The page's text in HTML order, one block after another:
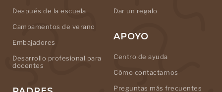
Después de la escuela
Campamentos de verano
Embajadores
Desarrollo profesional para
docentes
Dar un regalo
APOYO
Centro de ayuda
Cómo contactarnos
Preguntas más frecuentes